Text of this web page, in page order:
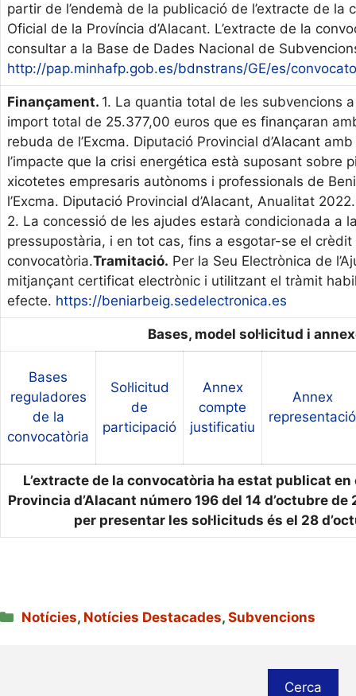
partir de l’endemà de la publicació de l’extracte de la
Oficial de la Província d’Alacant. L’extracte de la
consultar a la Base de Dades Nacional de
http://pap.minhafp.gob.es/bdnstrans/GE/es/
Finançament. 1. La quantia total de les subvencions
import total de 25.377,00 euros que es finançaran
rebuda de l’Excma. Diputació Provincial d’Alacant
l’impacte que la crisi energética està suposant sobre
xicotetes empresaris autònoms i professionals de
l’Excma. Diputació Provincial d’Alacant, Anualitat
2. La concessió de les ajudes estarà condicionada a
pressupostària, i en tot cas, fins a esgotar-se el
convocatòria.Tramitació. Per la Seu Electrònica de
mitjançant certificat electrònic i utilitzant el tràmit
efecte. https://beniarbeig.sedelectronica.es
Bases, model sol·licitud i
Bases
reguladores
de la
convocatòria
Sol·licitud
de
participació
Annex
compte
justificatiu
Annex
representació
L’extracte de la convocatòria ha estat publicat
Provincia d’Alacant número 196 del 14 d’octubre
per presentar les sol·licituds és el 28
Categories
Notícies, Notícies Destacades,Subvencions
Cerca